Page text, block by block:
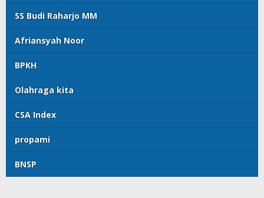
SS Budi Raharjo MM
Afriansyah Noor
BPKH
Olahraga kita
CSA Index
propami
BNSP